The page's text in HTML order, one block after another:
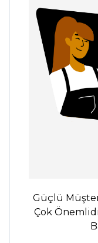
Güçlü
Çok